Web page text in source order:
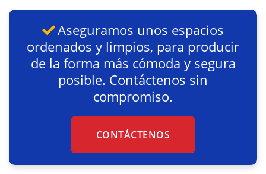
Aseguramos unos espacios
ordenados y limpios, para producir
de la forma más cómoda y segura
posible. Contáctenos sin
compromiso.
CONTÁCTENOS